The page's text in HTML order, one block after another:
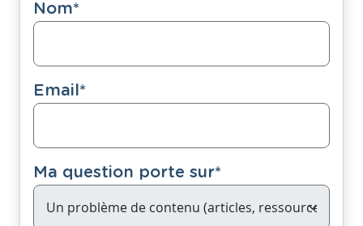
Nom*
Email*
Ma question porte sur*